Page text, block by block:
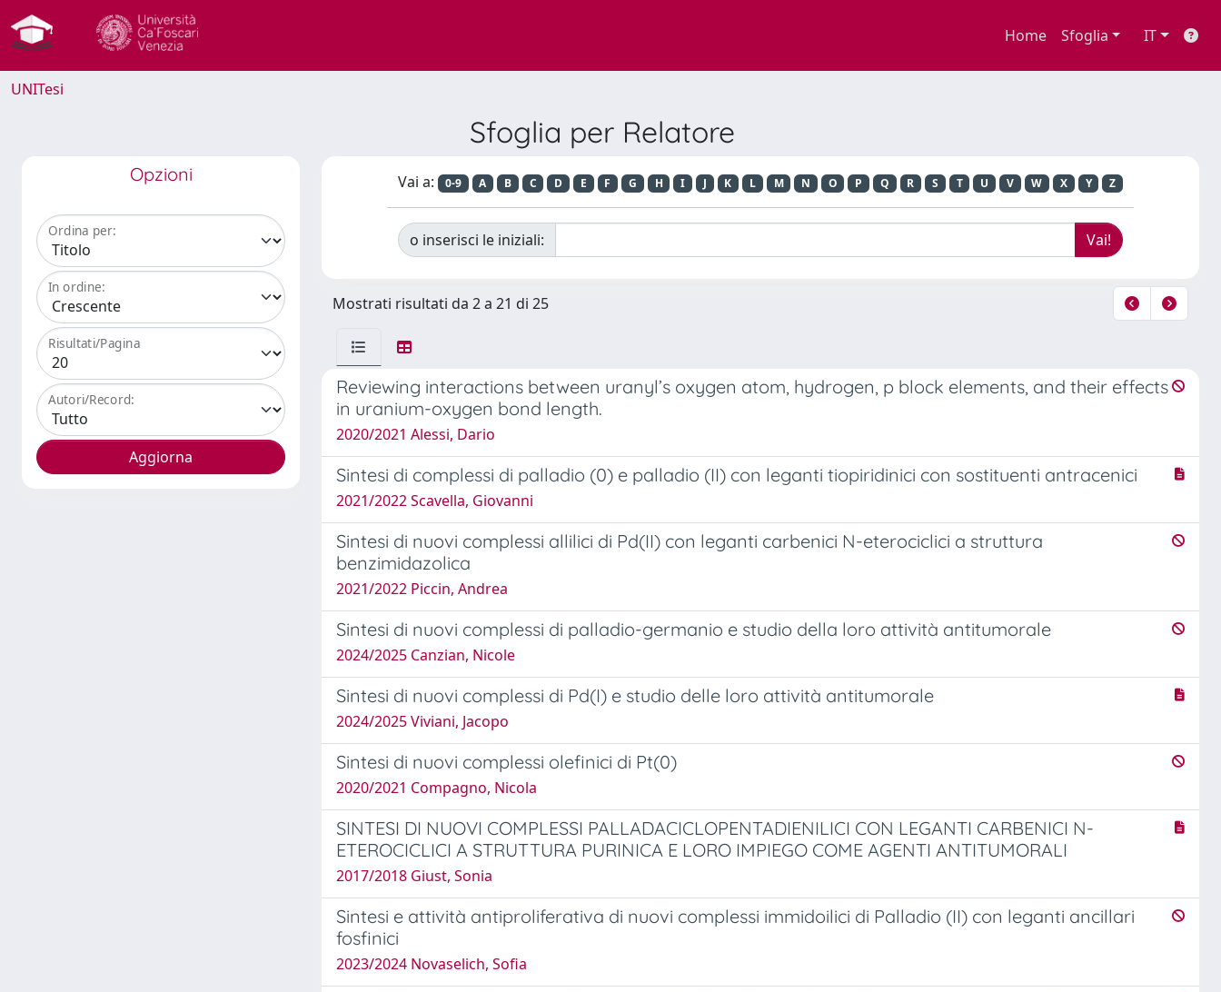
Home Sfoglia IT
UNITesi
Sfoglia per Relatore
Opzioni
Ordina per:
In ordine:
Risultati/Pagina
Autori/Record:
Vai a: 0-9 A B C D E F G H I J K L M N O P Q R S T U V W X Y Z
o inserisci le iniziali:
Mostrati risultati da 2 a 21 di 25
Reviewing interactions between uranyl’s oxygen atom, hydrogen, p block elements, and their effects
in uranium-oxygen bond length.
2020/2021 Alessi, Dario
Sintesi di complessi di palladio (0) e palladio (II) con leganti tiopiridinici con sostituenti antracenici
2021/2022 Scavella, Giovanni
Sintesi di nuovi complessi allilici di Pd(II) con leganti carbenici N-eterociclici a struttura
benzimidazolica
2021/2022 Piccin, Andrea
Sintesi di nuovi complessi di palladio-germanio e studio della loro attività antitumorale
2024/2025 Canzian, Nicole
Sintesi di nuovi complessi di Pd(I) e studio delle loro attività antitumorale
2024/2025 Viviani, Jacopo
Sintesi di nuovi complessi olefinici di Pt(0)
2020/2021 Compagno, Nicola
SINTESI DI NUOVI COMPLESSI PALLADACICLOPENTADIENILICI CON LEGANTI CARBENICI N-
ETEROCICLICI A STRUTTURA PURINICA E LORO IMPIEGO COME AGENTI ANTITUMORALI
2017/2018 Giust, Sonia
Sintesi e attività antiproliferativa di nuovi complessi immidoilici di Palladio (II) con leganti ancillari
fosfinici
2023/2024 Novaselich, Sofia